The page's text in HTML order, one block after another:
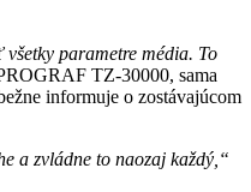
parametre média. To
TZ-30000, sama
informuje o zostávajúcom
a zvládne to naozaj každý,“